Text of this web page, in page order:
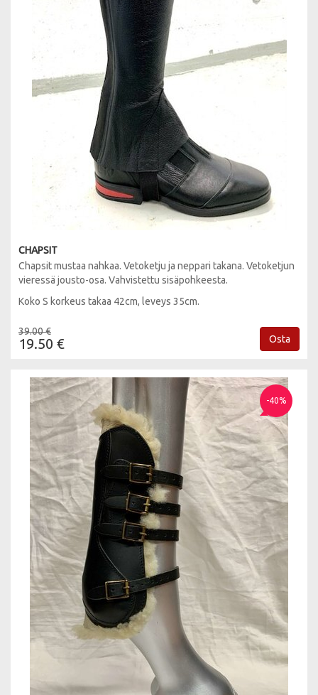
CHAPSIT
Chapsit mustaa nahkaa. Vetoketju ja neppari takana. Vetoketjun
vieressä jousto-osa. Vahvistettu sisäpohkeesta.
Koko S korkeus takaa 42cm, leveys 35cm.
39.00 €
19.50 € Osta
-40%